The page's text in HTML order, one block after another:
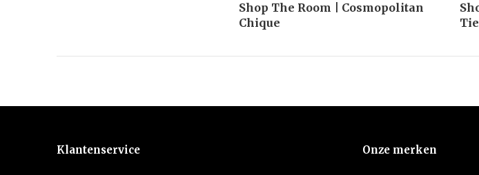
Shop The Room | Cosmopolitan
Chique
Tie
Klantenservice Onze merken